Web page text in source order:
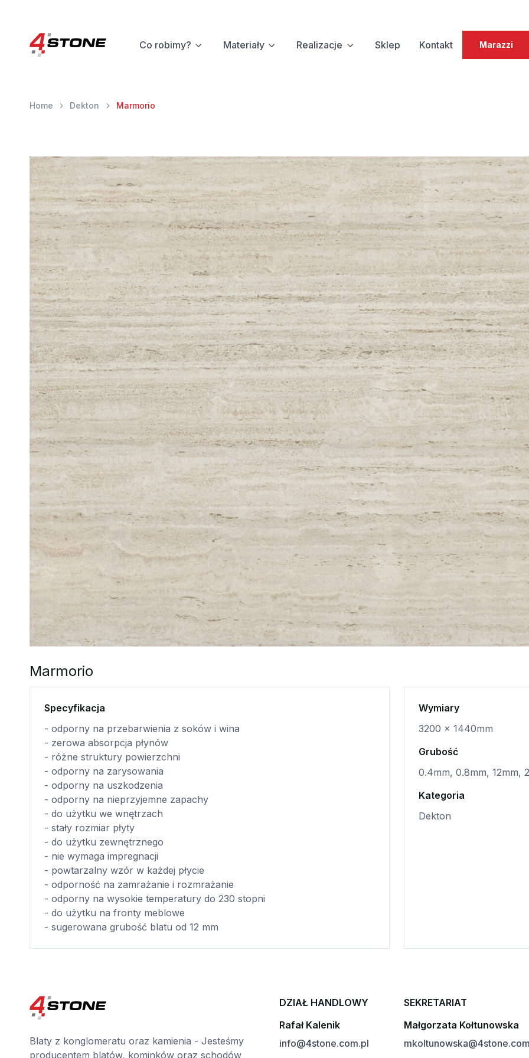
Co robimy? Materiały Realizacje Sklep Kontakt Marazzi
Home Dekton Marmorio
Marmorio
Specyfikacja
- odporny na przebarwienia z soków i wina
- zerowa absorpcja płynów
- różne struktury powierzchni
- odporny na zarysowania
- odporny na uszkodzenia
- odporny na nieprzyjemne zapachy
- do użytku we wnętrzach
- stały rozmiar płyty
- do użytku zewnętrznego
- nie wymaga impregnacji
- powtarzalny wzór w każdej płycie
- odporność na zamrażanie i rozmrażanie
- odporny na wysokie temperatury do 230 stopni
- do użytku na fronty meblowe
- sugerowana grubość blatu od 12 mm
Wymiary
3200 x 1440mm
Grubość
0.4mm, 0.8mm, 12mm,
Kategoria
Dekton
Blaty z konglomeratu oraz kamienia - Jesteśmy
producentem blatów, kominków oraz schodów
DZIAŁ HANDLOWY
Rafał Kalenik
info@4stone.com.pl
SEKRETARIAT
Małgorzata Kołtunowska